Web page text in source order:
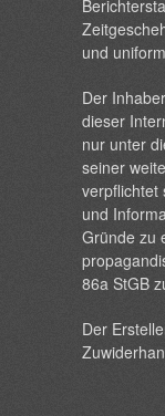
und
Der
dieser
nur unter
seiner
verpflichtet
und
Gründe zu
86a StGB
Der